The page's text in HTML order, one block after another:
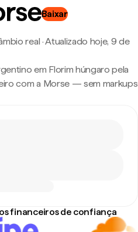
Baixar
real ·Atualizado hoje, 9 de
em Florim húngaro pela
com a Morse — sem markups
financeiros de confiança